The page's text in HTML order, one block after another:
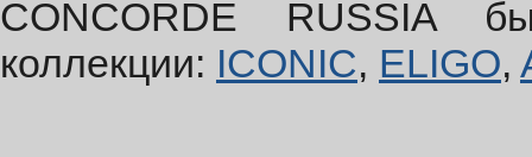
CONCORDE RUSSIA
коллекции: ICONIC, ELIGO,